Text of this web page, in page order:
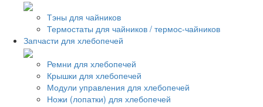
Тэны для чайников
Термостаты для чайников / термос-чайников
Запчасти для хлебопечей
Ремни для хлебопечей
Крышки для хлебопечей
Модули управления для хлебопечей
Ножи (лопатки) для хлебопечей